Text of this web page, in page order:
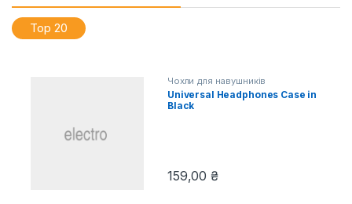
Top 20
Чохли для навушників
Universal Headphones Case in
Black
159,00₴